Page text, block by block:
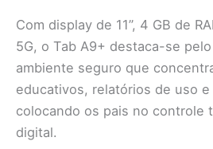
Com display de 11”, 4 GB de
5G, o Tab A9+ destaca-se pelo
ambiente seguro que
educativos, relatórios de uso
colocando os pais no controle
digital.